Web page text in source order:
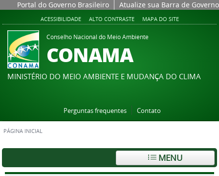
Portal do Governo Brasileiro Atualize sua Barra de Governo
ACESSIBILIDADE ALTO CONTRASTE MAPA DO SITE
Conselho Nacional do Meio Ambiente
CONAMA
MINISTÉRIO DO MEIO AMBIENTE E MUDANÇA DO CLIMA
Perguntas frequentes Contato
PÁGINA INICIAL
MENU